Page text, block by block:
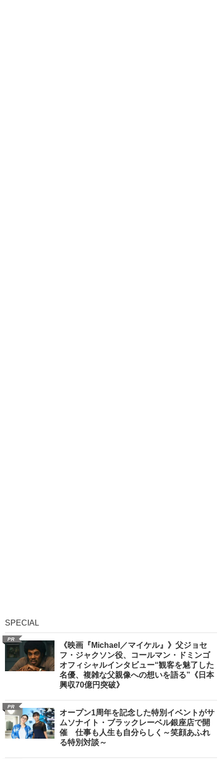
SPECIAL
PR
《映画『Michael／マイケル』》父ジョセ
フ・ジャクソン役、コールマン・ドミンゴ
オフィシャルインタビュー“観客を魅了した
名優、複雑な父親像への想いを語る”《日本
興収70億円突破》
PR
オープン1周年を記念した特別イベントがサ
ムソナイト・ブラックレーベル銀座店で開
催 仕事も人生も自分らしく～笑顔あふれ
る特別対談～